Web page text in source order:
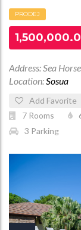
PRODEJ
Address: Sea
Location: Sosua
Add Favorite
7 Rooms
3 Parking